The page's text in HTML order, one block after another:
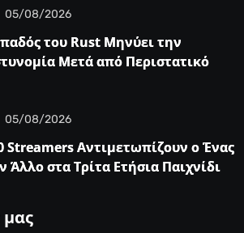
05/08/2026
του Rust Μηνύει την
Μετά από Περιστατικό
05/08/2026
Streamers Αντιμετωπίζουν ο Ένας
Άλλο στα Τρίτα Ετήσια Παιχνίδια